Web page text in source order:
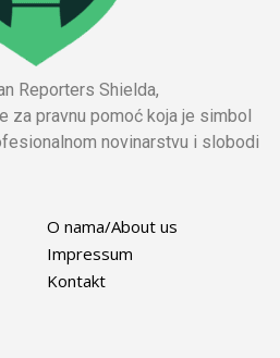
Reporters Shielda,
za pravnu pomoć koja je simbol
novinarstvu i slobodi
O nama/About us
Impressum
Kontakt